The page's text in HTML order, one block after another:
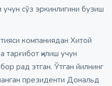
сўз эркинлигини бузиш
компаниядан Хитой
тарғибот қилиш учун
рад этган. Ўтган йилнинг
президенти Дональд